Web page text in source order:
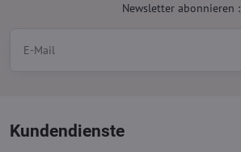
Newsletter abonnieren :
Kundendienste